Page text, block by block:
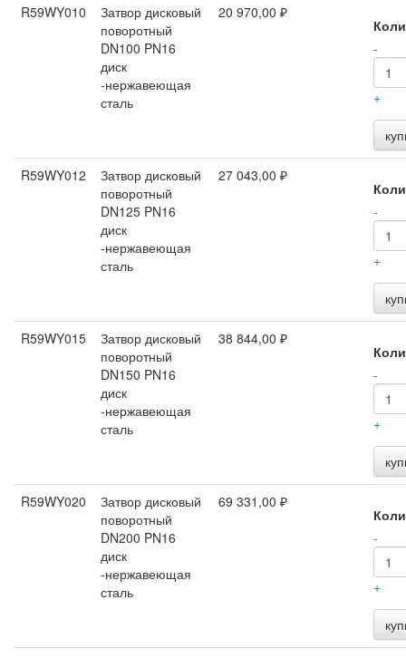
R59WY010
Затвор дисковый
поворотный
DN100 PN16
диск
-нержавеющая
сталь
20 970,00 ₽
-
+
R59WY012
Затвор дисковый
поворотный
DN125 PN16
диск
-нержавеющая
сталь
27 043,00 ₽
-
+
R59WY015
Затвор дисковый
поворотный
DN150 PN16
диск
-нержавеющая
сталь
38 844,00 ₽
-
+
R59WY020
Затвор дисковый
поворотный
DN200 PN16
диск
-нержавеющая
сталь
69 331,00 ₽
-
+